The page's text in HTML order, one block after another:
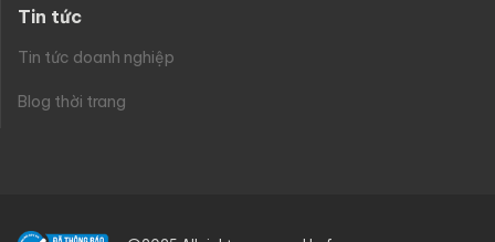
Tin tức
Tin tức doanh nghiệp
Blog thời trang